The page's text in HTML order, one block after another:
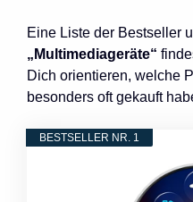
Eine Liste der Bestseller
„Multimediageräte“
Dich orientieren, welche
besonders oft gekauft
BESTSELLER NR. 1